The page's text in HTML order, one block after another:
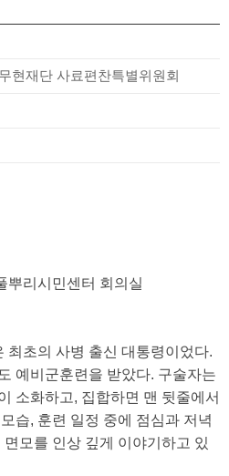
현재단 사료편찬특별위원회
뿌리시민센터 회의실
최초의 사병 출신 대통령이었다.
예비군훈련을 받았다. 구술자는
소화하고, 집합하면 맨 뒷줄에서
모습, 훈련 일정 중에 점심과 저녁
모를 인상 깊게 이야기하고 있